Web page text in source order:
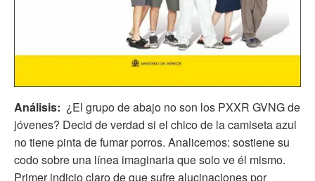
Análisis: ¿El grupo de abajo no son los PXXR GVNG de
jóvenes? Decid de verdad si el chico de la camiseta azul
no tiene pinta de fumar porros. Analicemos: sostiene su
codo sobre una línea imaginaria que solo ve él mismo.
Primer indicio claro de que sufre alucinaciones por